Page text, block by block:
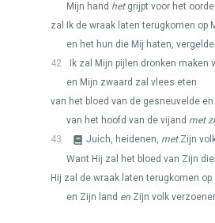
Mijn hand hetgrijpt voor het
zal Ik de wraak laten terugkomen op
en het hun die Mij haten,
42
Ik zal Mijn pijlen dronken maken
en Mijn zwaard zal vlees eten
van het bloed van de gesneuvelde
van het hoofd van de vijand met
43
Juich, heidenen, metZijn
Want Hij zal het bloed van Zijn
Hij zal de wraak laten terugkomen
en Zijn land en Zijn volk